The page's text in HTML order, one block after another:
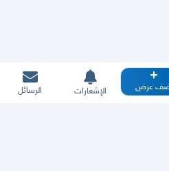
عرض الإشعارات الرسائل